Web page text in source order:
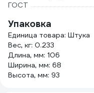
ГОСТ
Упаковка
Единица товара: Штука
Вес, кг: 0.233
Длина, мм: 106
Ширина, мм: 68
Высота, мм: 93